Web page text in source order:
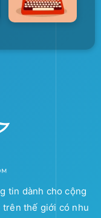
tin dành cho cộng
trên thế giới có nhu